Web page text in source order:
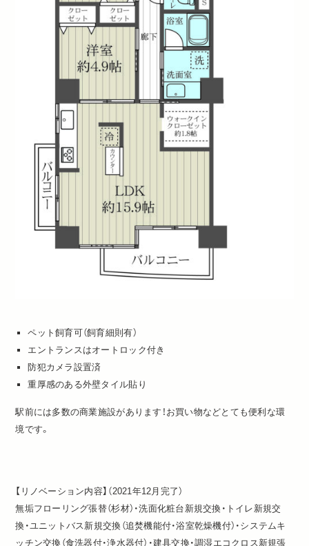
ペット飼育可（飼育細則有）
エントランスはオートロック付き
防犯カメラ設置済
重厚感のある外壁タイル貼り
駅前には多数の商業施設があります！お買い物などとても便利な環
境です。
【リノベーション内容】（2021年12月完了）
無垢フローリング張替（杉材）・洗面化粧台新規交換・トイレ新規交
換・ユニットバス新規交換（追焚機能付・浴室乾燥機付）・システムキ
ッチン交換（食洗器付・浄水器付）・建具交換・調湿エコクロス新規張